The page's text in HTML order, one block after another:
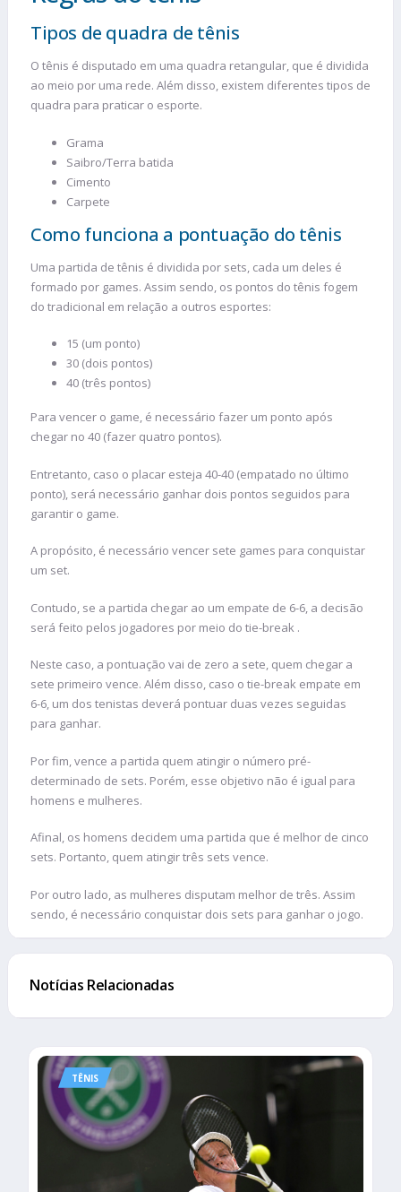
Tipos de quadra de tênis
O tênis é disputado em uma quadra retangular, que é dividida
ao meio por uma rede. Além disso, existem diferentes tipos de
quadra para praticar o esporte.
Grama
Saibro/Terra batida
Cimento
Carpete
Como funciona a pontuação do tênis
Uma partida de tênis é dividida por sets, cada um deles é
formado por games. Assim sendo, os pontos do tênis fogem
do tradicional em relação a outros esportes:
15 (um ponto)
30 (dois pontos)
40 (três pontos)
Para vencer o game, é necessário fazer um ponto após
chegar no 40 (fazer quatro pontos).
Entretanto, caso o placar esteja 40-40 (empatado no último
ponto), será necessário ganhar dois pontos seguidos para
garantir o game.
A propósito, é necessário vencer sete games para conquistar
um set.
Contudo, se a partida chegar ao um empate de 6-6, a decisão
será feito pelos jogadores por meio do tie-break .
Neste caso, a pontuação vai de zero a sete, quem chegar a
sete primeiro vence. Além disso, caso o tie-break empate em
6-6, um dos tenistas deverá pontuar duas vezes seguidas
para ganhar.
Por fim, vence a partida quem atingir o número pré-
determinado de sets. Porém, esse objetivo não é igual para
homens e mulheres.
Afinal, os homens decidem uma partida que é melhor de cinco
sets. Portanto, quem atingir três sets vence.
Por outro lado, as mulheres disputam melhor de três. Assim
sendo, é necessário conquistar dois sets para ganhar o jogo.
Notícias Relacionadas
TÊNIS